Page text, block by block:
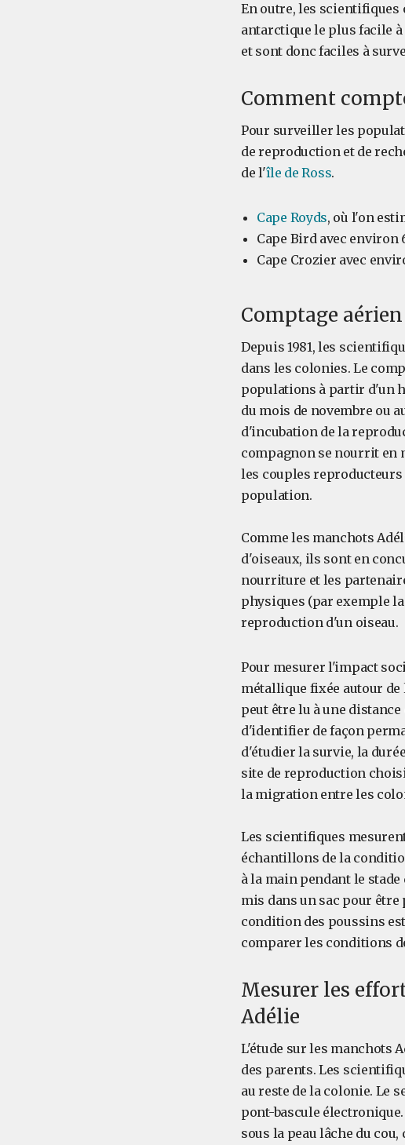
En outre, les
antarctique le plus facile
et sont donc faciles à
Comment
Pour surveiller les
de reproduction et de
de l'île de Ross.
Cape Royds, où l'on
Cape Bird avec
Cape Crozier avec
Comptage
Depuis 1981, les
dans les colonies. Le
populations à partir d'un
du mois de novembre ou
d'incubation de la
compagnon se nourrit en
les couples reproducteurs
population.
Comme les manchots
d'oiseaux, ils sont en
nourriture et les
physiques (par exemple
reproduction d'un oiseau.
Pour mesurer l'impact
métallique fixée autour
peut être lu à une
d'identifier de façon
d'étudier la survie, la
site de reproduction
la migration entre les
Les scientifiques
échantillons de la
à la main pendant le
mis dans un sac pour être
condition des poussins
comparer les conditions
Mesurer les
Adélie
L'étude sur les manchots
des parents. Les
au reste de la colonie. Le
pont-bascule
sous la peau lâche du